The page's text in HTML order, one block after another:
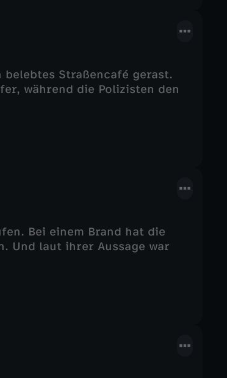
belebtes Straßencafé gerast.
während die Polizisten den
Bei einem Brand hat die
Und laut ihrer Aussage war